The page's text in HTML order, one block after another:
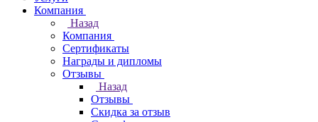
Компания
Назад
Компания
Сертификаты
Награды и дипломы
Отзывы
Назад
Отзывы
Скидка за отзыв